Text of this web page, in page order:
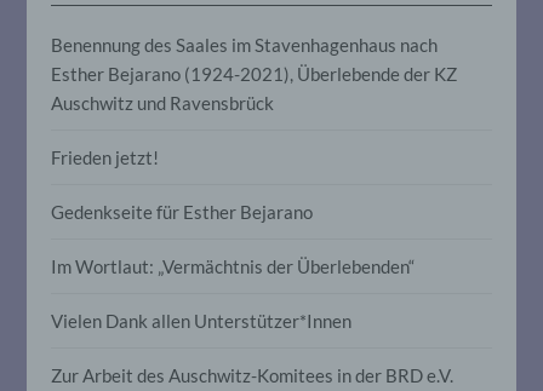
Benennung des Saales im Stavenhagenhaus nach
Esther Bejarano (1924-2021), Überlebende der KZ
Auschwitz und Ravensbrück
Frieden jetzt!
Gedenkseite für Esther Bejarano
Im Wortlaut: „Vermächtnis der Überlebenden“
Vielen Dank allen Unterstützer*Innen
Zur Arbeit des Auschwitz-Komitees in der BRD e.V.
Verbreitung oder eine andere Form der
Bereitstellung, den Abgleich oder die
Verknüpfung, die Einschränkung, das
Löschen oder die Vernichtung.
Markierung gespeicherter
personenbezogener Daten mit dem Ziel,
e) Profiling